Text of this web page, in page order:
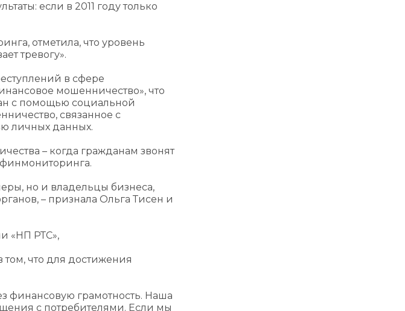
если в 2011 году только
отметила, что уровень
тревогу».
в сфере
мошенничество», что
с помощью социальной
связанное с
личных данных.
– когда гражданам звонят
но и владельцы бизнеса,
– признала Ольга Тисен и
«НП РТС»,
том, что для достижения
финансовую грамотность. Наша
с потребителями. Если мы